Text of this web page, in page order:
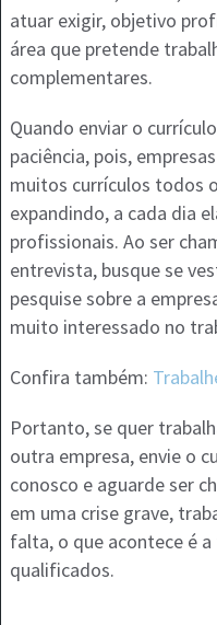
atuar exigir, objetivo
área que pretende
complementares.
Quando enviar o
paciência, pois,
muitos currículos todos
expandindo, a cada dia
profissionais. Ao ser
entrevista, busque se
pesquise sobre a
muito interessado no
Confira também:
Portanto, se quer
outra empresa, envie o
conosco e aguarde ser
em uma crise grave,
falta, o que acontece é
qualificados.